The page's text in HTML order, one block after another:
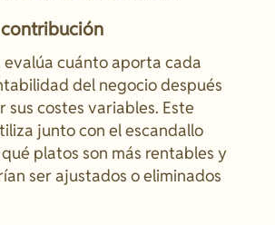
evalúa cuánto aporta cada
del negocio después
sus costes variables. Este
junto con el escandallo
platos son más rentables y
ser ajustados o eliminados